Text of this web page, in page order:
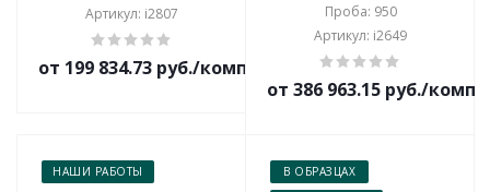
Артикул: i2807
от 199 834.73 руб./комплект
Проба: 950
Артикул: i2649
от 386 963.15 руб./
НАШИ РАБОТЫ
В ОБРАЗЦАХ